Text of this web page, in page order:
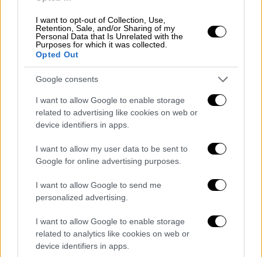
I want to opt-out of Collection, Use,
Retention, Sale, and/or Sharing of my
Personal Data that Is Unrelated with the
Purposes for which it was collected.
Opted Out
Google consents
I want to allow Google to enable storage
related to advertising like cookies on web or
device identifiers in apps.
I want to allow my user data to be sent to
Google for online advertising purposes.
I want to allow Google to send me
personalized advertising.
I want to allow Google to enable storage
related to analytics like cookies on web or
device identifiers in apps.
ΚΚΕ:7,9%
ΣΥΡΙΖΑ:5,7%
Φωνή Λογικής:
Νίκη:2,8%
Νέα Αριστερά:
Κίνημα Δημοκρατίας:1,9%
ΜέΡΑ25:1,8%
Άλλο 2,8%
Αναποφάσιστοι: 10,7%
Λευκό άκυρο: 1,1%
Στην παράσταση νίκης η
ποσοστό 64%, τοΠΑΣΟΚ13,6%, με τον
ΣΥΡΙΖΑνα περιορίζεται στο 5,7%.